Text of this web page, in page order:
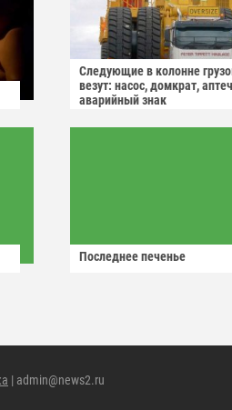
Следующие в колонне
везут: насос, домкрат,
аварийный знак
Последнее печенье
| admin@news2.ru